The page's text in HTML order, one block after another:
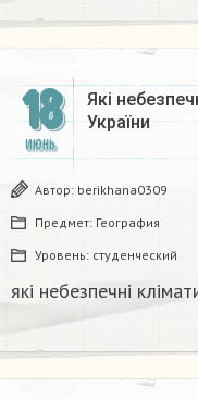
18
ИЮНЬ
Які
України
Автор: berikhana0309
Предмет: География
Уровень: студенческий
які небезпечні